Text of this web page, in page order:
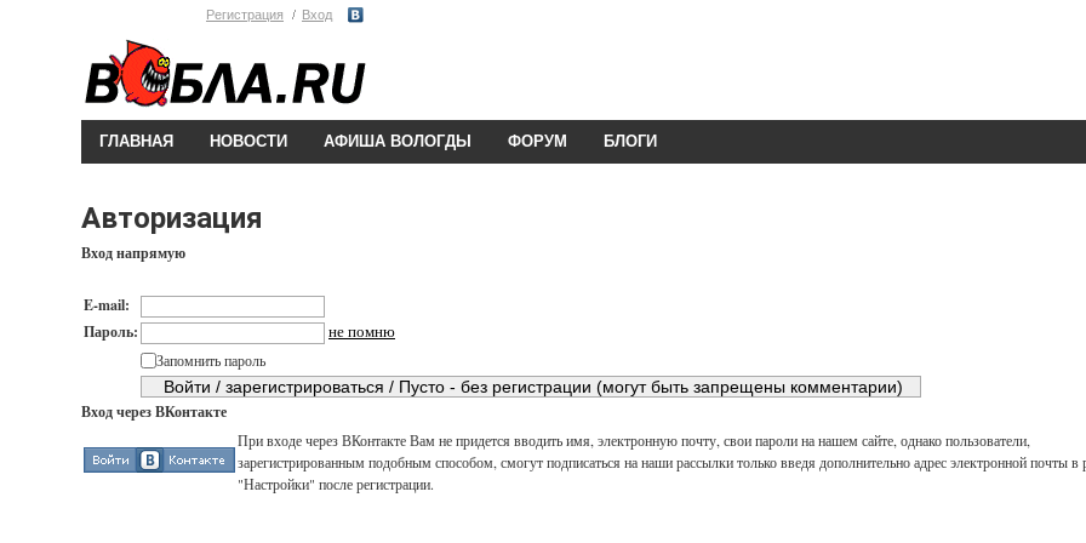
Регистрация Вход
ГЛАВНАЯ НОВОСТИ АФИША ВОЛОГДЫ ФОРУМ БЛОГИ
Авторизация
Вход напрямую
E-mail:
Пароль:
не помню
Запомнить пароль
Вход через ВКонтакте
При входе через ВКонтакте Вам не придется вводить имя, электронную почту, свои пароли на нашем сайте, однако пользователи,
зарегистрированным подобным способом, смогут подписаться на наши рассылки только введя дополнительно адрес электронной почты в
"Настройки" после регистрации.